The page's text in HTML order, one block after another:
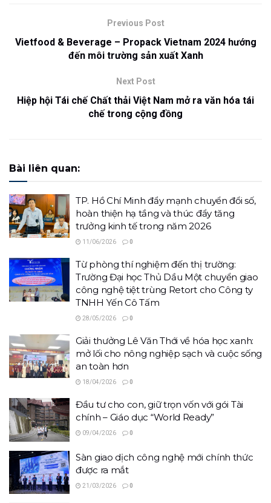
Previous Post
Vietfood & Beverage – Propack Vietnam 2024 hướng
đến môi trường sản xuất Xanh
Next Post
Hiệp hội Tái chế Chất thải Việt Nam mở ra văn hóa tái
chế trong cộng đồng
Bài liên quan:
TP. Hồ Chí Minh đẩy mạnh chuyển đổi số,
hoàn thiện hạ tầng và thúc đẩy tăng
trưởng kinh tế trong năm 2026
11/06/2026 0
Từ phòng thí nghiệm đến thị trường:
Trường Đại học Thủ Dầu Một chuyển giao
công nghệ tiệt trùng Retort cho Công ty
TNHH Yến Cô Tấm
28/05/2026 0
Giải thưởng Lê Văn Thới về hóa học xanh:
mở lối cho nông nghiệp sạch và cuộc sống
an toàn hơn
18/04/2026 0
Đầu tư cho con, giữ trọn vốn với gói Tài
chính – Giáo dục “World Ready”
09/04/2026 0
Sàn giao dịch công nghệ mới chính thức
được ra mắt
21/03/2026 0